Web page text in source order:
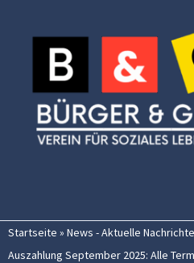
Inhalt
springen
Startseite » News - Aktuelle
Auszahlung September 2025: Alle